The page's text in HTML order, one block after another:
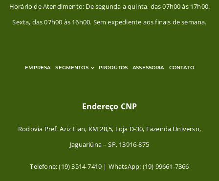
Horário de Atendimento: De segunda a quinta, das 07h00 às 17h00.
Sexta, das 07h00 às 16h00. Sem expediente aos finais de semana.
EMPRESA SEGMENTOS PRODUTOS ASSESSORIA CONTATO
Endereço CNP
Rodovia Pref. Aziz Lian, KM 28,5, Loja D-30, Fazenda Universo,
Jaguariúna – SP, 13916-875
Telefone: (19) 3514-7419 | WhatsApp: (19) 99661-7366